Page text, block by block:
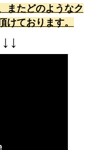
またどのようなク
けております。
↓ ↓